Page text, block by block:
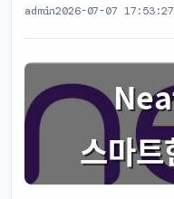
admin2026-07-07 17:53:27